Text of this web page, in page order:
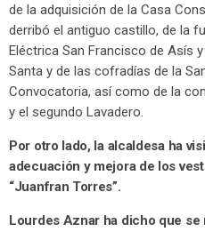
de la adquisición de la Casa
derribó el antiguo castillo, de la
Eléctrica San Francisco de Asís
Santa y de las cofradías de la
Convocatoria, así como de la
y el segundo Lavadero.
Por otro lado, la alcaldesa ha
adecuación y mejora de los
“Juanfran Torres”.
Lourdes Aznar ha dicho que